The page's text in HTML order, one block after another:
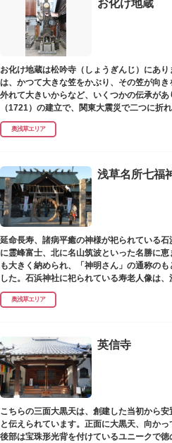
お化け地蔵
お化け地蔵は松吟寺（しょうぎんじ）にあ
は、かつて大きな笠をかぶり、その笠が向
外れて大きいからなど、いくつかの伝承が
（1721）の建立で、関東大震災で二つに折
ています。常夜灯は、寛政2年（1790）に建
奥浅草エリア
延命長寿、諸病平癒の神様が祀られている
に霊峰富士、北に名山筑波といった名勝に
も大きく納められ、「神明さん」の通称の
した。石浜神社に祀られている寿老人像は
延命長寿の神として奉安されたものです。
奥浅草エリア
英信寺
こちらの三面大黒天は、創建した当初から
と伝えられています。正面に大黒天、向かっ
後部は宝珠形光背を付けているユニークで徳